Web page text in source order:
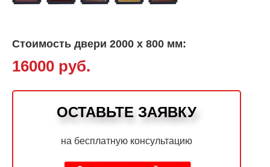
Стоимость двери 2000 х 800 мм:
16000 руб.
ОСТАВЬТЕ ЗАЯВКУ
на бесплатную консультацию